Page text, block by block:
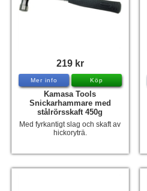
219 kr
Mer info Köp
Kamasa Tools
Snickarhammare med
stålrörsskaft 450g
Med fyrkantigt slag och skaft av
hickoryträ.